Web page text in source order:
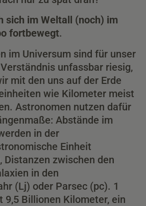
sich im Weltall (noch) im
fortbewegt.
im Universum sind für unser
unfassbar riesig,
mit den uns auf der Erde
wie Kilometer meist
Astronomen nutzen dafür
Abstände im
in der
Einheit
Distanzen zwischen den
in den
(Lj) oder Parsec (pc). 1
9,5 Billionen Kilometer, ein